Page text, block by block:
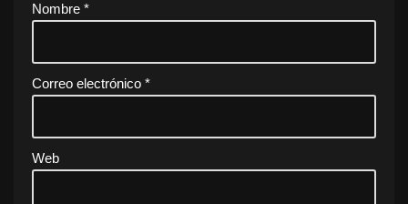
Nombre *
Correo electrónico *
Web